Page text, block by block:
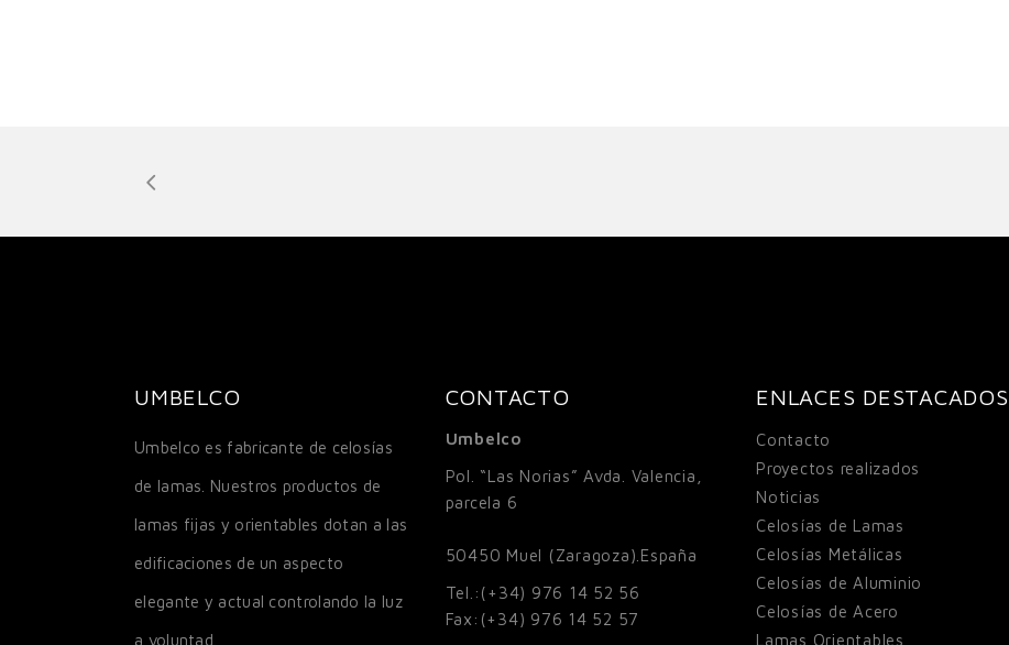
UMBELCO
Umbelco es fabricante de celosías
de lamas. Nuestros productos de
lamas fijas y orientables dotan a las
edificaciones de un aspecto
elegante y actual controlando la luz
a voluntad.
CONTACTO
Umbelco
Pol. “Las Norias” Avda. Valencia,
parcela 6
50450 Muel (Zaragoza).España
Tel.: (+34) 976 14 52 56
Fax: (+34) 976 14 52 57
ENLACES DESTACADOS
Contacto
Proyectos realizados
Noticias
Celosías de Lamas
Celosías Metálicas
Celosías de Aluminio
Celosías de Acero
Lamas Orientables